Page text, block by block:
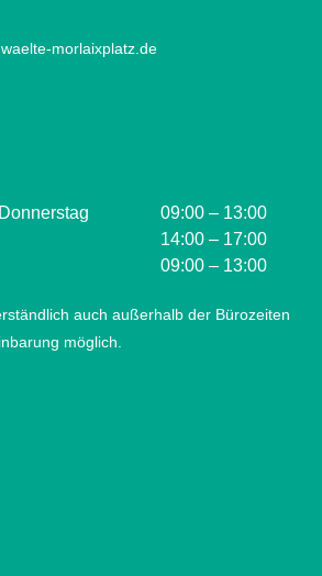
morlaixplatz.de
09:00 – 13:00
14:00 – 17:00
09:00 – 13:00
auch außerhalb der Bürozeiten
möglich.